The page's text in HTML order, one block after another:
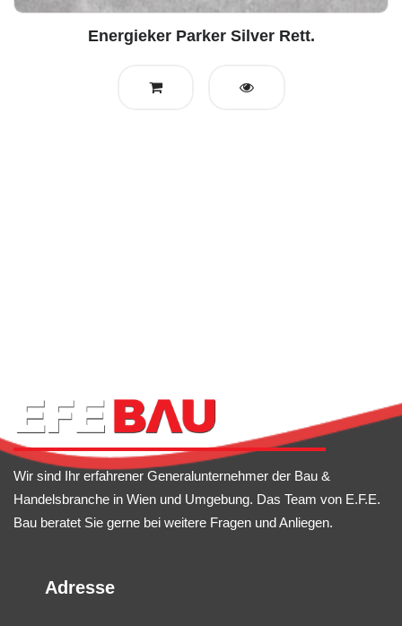
Energieker Parker Silver Rett.
Wir sind Ihr erfahrener Generalunternehmer der Bau &
Handelsbranche in Wien und Umgebung. Das Team von E.F.E.
Bau beratet Sie gerne bei weitere Fragen und Anliegen.
Adresse